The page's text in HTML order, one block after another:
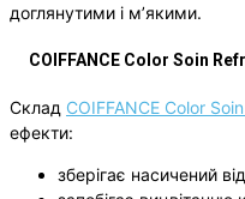
доглянутими і м’якими.
COIFFANCE Color Soin
Склад COIFFANCE Color
ефекти:
зберігає насичений